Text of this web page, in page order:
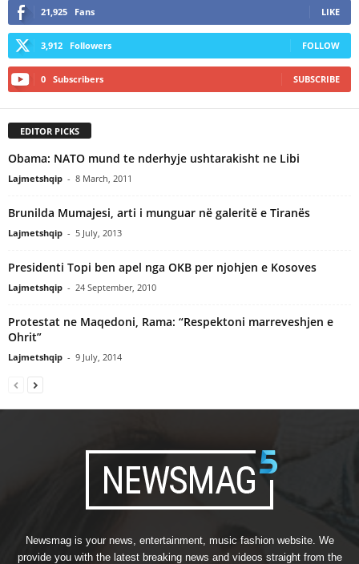
21,925 Fans LIKE
3,912 Followers FOLLOW
0 Subscribers SUBSCRIBE
EDITOR PICKS
Obama: NATO mund te nderhyje ushtarakisht ne Libi
Lajmetshqip - 8 March, 2011
Brunilda Mumajesi, arti i munguar në galeritë e Tiranës
Lajmetshqip - 5 July, 2013
Presidenti Topi ben apel nga OKB per njohjen e Kosoves
Lajmetshqip - 24 September, 2010
Protestat ne Maqedoni, Rama: “Respektoni marreveshjen e
Ohrit”
Lajmetshqip - 9 July, 2014
Newsmag is your news, entertainment, music fashion website. We
provide you with the latest breaking news and videos straight from the